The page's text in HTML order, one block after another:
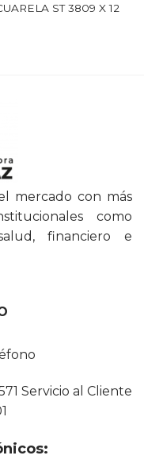
ST 3809 X 12
mercado con más
como
financiero e
Servicio al Cliente